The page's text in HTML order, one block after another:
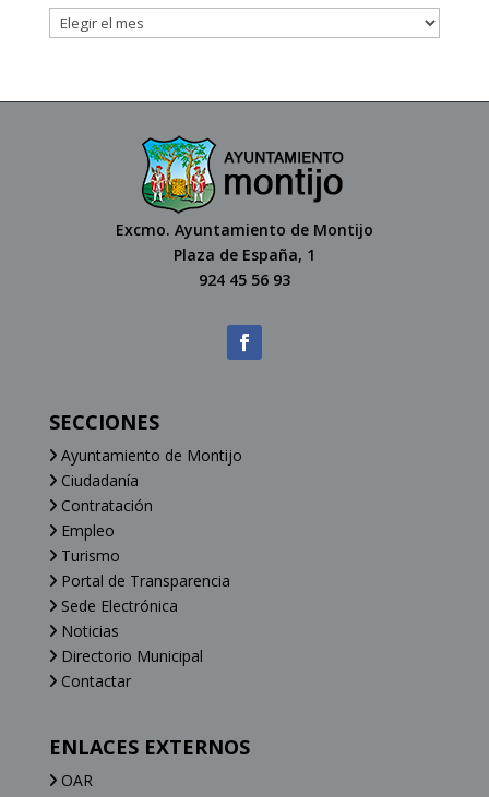
Excmo. Ayuntamiento de Montijo
Plaza de España, 1
924 45 56 93
SECCIONES
Ayuntamiento de Montijo
Ciudadanía
Contratación
Empleo
Turismo
Portal de Transparencia
Sede Electrónica
Noticias
Directorio Municipal
Contactar
ENLACES EXTERNOS
OAR